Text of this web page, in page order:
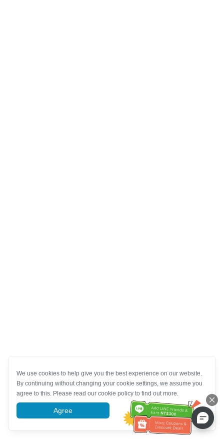
We use cookies to help give you the best experience on our website.
By continuing without changing your cookie settings, we assume you
agree to this. Please read our cookie policy to find out more.
Agree More information